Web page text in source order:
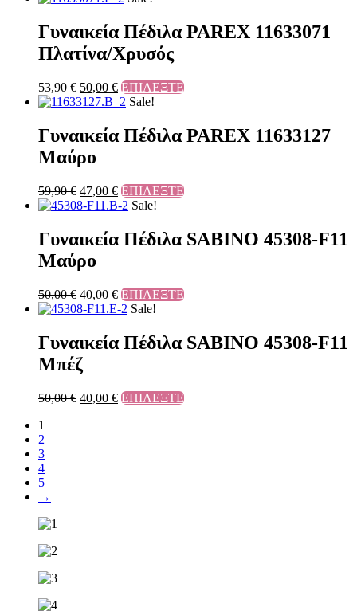
Γυναικεία Πέδιλα PAREX 11633071
Πλατίνα/Χρυσός
53,90€ 50,00 € ΕΠΙΛΕΞΤΕ
Sale!
Γυναικεία Πέδιλα PAREX 11633127
Μαύρο
59,90€ 47,00 € ΕΠΙΛΕΞΤΕ
Sale!
Γυναικεία Πέδιλα SABINO 45308-F11
Μαύρο
50,00€ 40,00 € ΕΠΙΛΕΞΤΕ
Sale!
Γυναικεία Πέδιλα SABINO 45308-F11
Μπέζ
50,00€ 40,00 € ΕΠΙΛΕΞΤΕ
1
2
3
4
5
→